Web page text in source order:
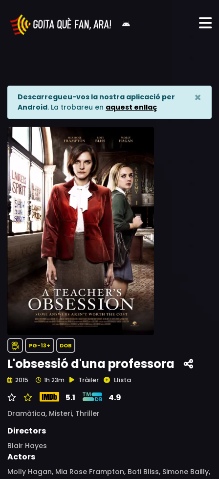
Descarregueu-vos la nostra aplicació per
Android. La trobareu en aquest enllaç
×
PG-13+ DOB
L'obsessió d'una professora
2015 1h 23m Tràiler Llista
5.1 4.9
Dramàtica, Misteri, Thriller
Directors
Blair Hayes
Actors
Molly Hagan, Mia Rose Frampton, Boti Bliss, Simone Bailly,